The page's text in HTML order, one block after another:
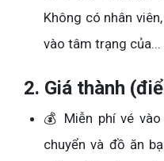
Không có nhân
vào tâm trạng của...
2. Giá thành
💰 Miễn phí vé
chuyển và đồ ăn